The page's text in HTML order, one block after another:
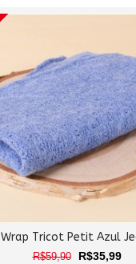
Wrap Tricot Petit Azul
R$59,90 R$35,99